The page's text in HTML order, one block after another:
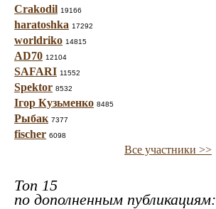
Crakodil 19166
haratoshka 17292
worldriko 14815
AD70 12104
SAFARI 11552
Spektor 8532
Ігор Кузьменко 8485
Рыбак 7377
fischer 6098
Все участники >>
Топ 15
по дополненным публикациям: